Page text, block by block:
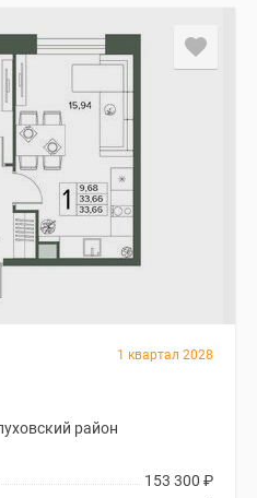
1 квартал 2028
район
153 300 ₽